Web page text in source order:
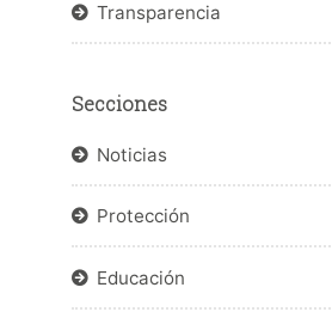
Transparencia
Secciones
Noticias
Protección
Educación